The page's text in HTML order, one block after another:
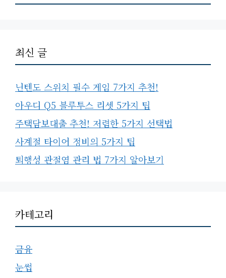
최신 글
닌텐도 스위치 필수 게임 7가지 추천!
아우디 Q5 블루투스 리셋 5가지 팁
주택담보대출 추천! 저렴한 5가지 선택법
사계절 타이어 정비의 5가지 팁
퇴행성 관절염 관리 법 7가지 알아보기
카테고리
금융
눈썹